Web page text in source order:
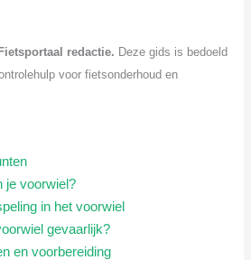
redactie. Deze gids is bedoeld
voor fietsonderhoud en
je voorwiel?
in het voorwiel
gevaarlijk?
en voorbereiding